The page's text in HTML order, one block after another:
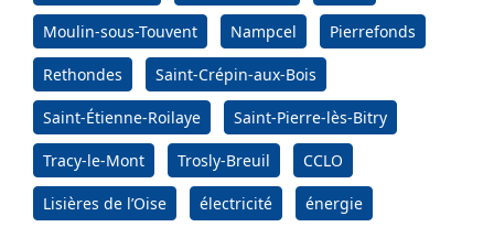
Moulin-sous-Touvent Nampcel Pierrefonds
Rethondes Saint-Crépin-aux-Bois
Saint-Étienne-Roilaye Saint-Pierre-lès-Bitry
Tracy-le-Mont Trosly-Breuil CCLO
Lisières de l’Oise électricité énergie